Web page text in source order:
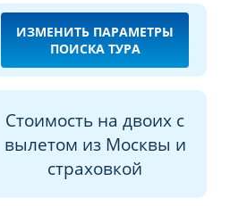
ИЗМЕНИТЬ ПАРАМЕТРЫ
ПОИСКА ТУРА
Стоимость на двоих с
вылетом из Москвы и
страховкой